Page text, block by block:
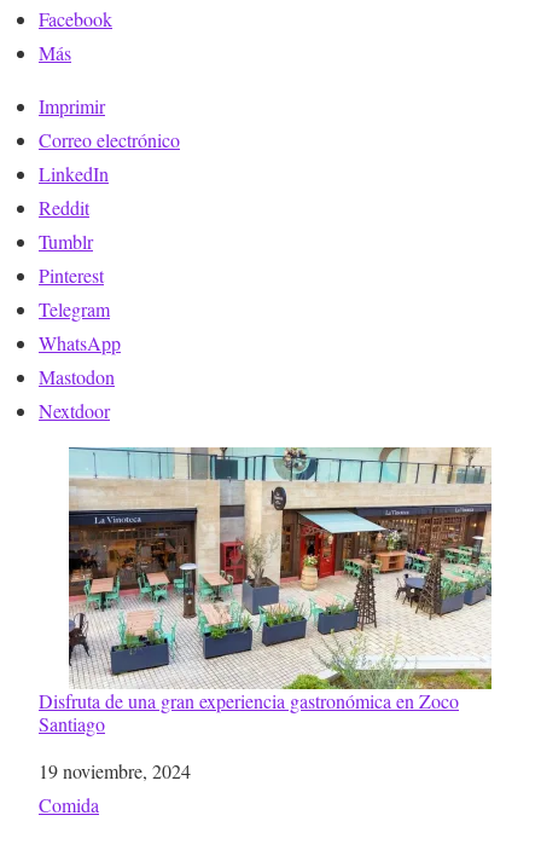
Facebook
Más
Imprimir
Correo electrónico
LinkedIn
Reddit
Tumblr
Pinterest
Telegram
WhatsApp
Mastodon
Nextdoor
Disfruta de una gran experiencia gastronómica en Zoco
Santiago
Fecha
19 noviembre, 2024
Respecto a
Comida